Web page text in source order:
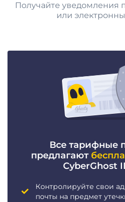
Получайте уведомления
или
Все тарифные
предлагают
CyberGhost
Контролируйте свои
почты на предмет